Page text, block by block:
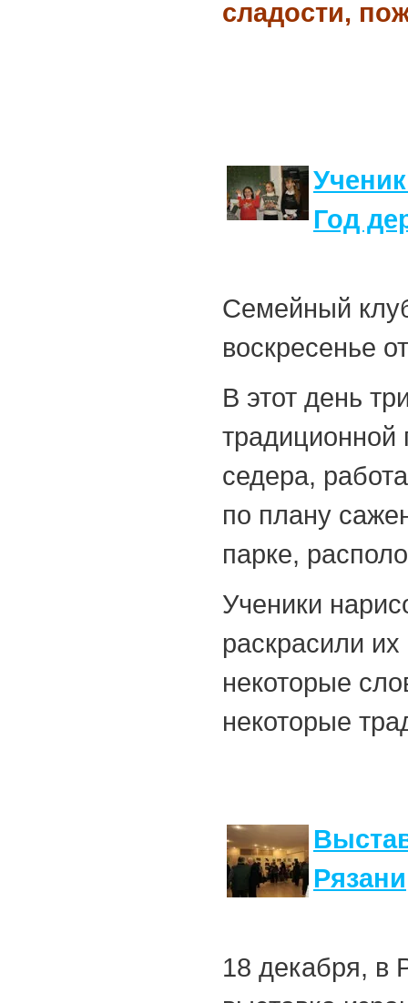
сладости,
Год
Семейный
воскресенье
В этот день
традиционной
седера,
по плану
парке,
Ученики
раскрасили
некоторые
некоторые
Рязани
18 декабря, в